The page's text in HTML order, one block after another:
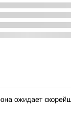
ожидает